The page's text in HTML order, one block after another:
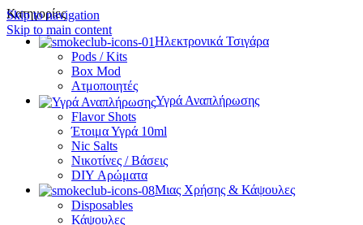
Skip to navigation
Skip to main content
Κατηγορίες
Ηλεκτρονικά Τσιγάρα
Pods / Kits
Box Mod
Ατμοποιητές
Υγρά Αναπλήρωσης
Flavor Shots
Έτοιμα Υγρά 10ml
Nic Salts
Νικοτίνες / Βάσεις
DIY Αρώματα
Μιας Χρήσης & Κάψουλες
Disposables
Κάψουλες